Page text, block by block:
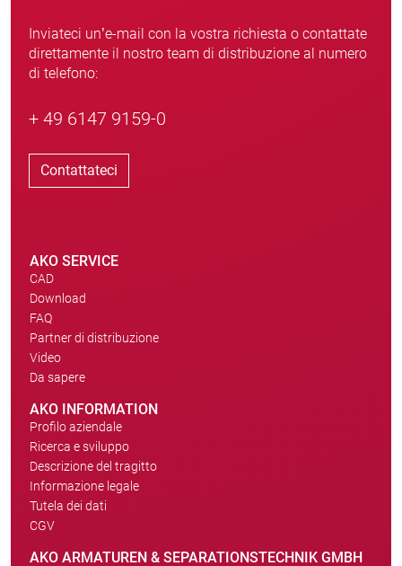
Inviateci un’e-mail con la vostra richiesta o contattate
direttamente il nostro team di distribuzione al numero
di telefono:
+ 49 6147 9159-0
Contattateci
AKO SERVICE
CAD
Download
FAQ
Partner di distribuzione
Video
Da sapere
AKO INFORMATION
Profilo aziendale
Ricerca e sviluppo
Descrizione del tragitto
Informazione legale
Tutela dei dati
CGV
AKO ARMATUREN & SEPARATIONSTECHNIK GMBH